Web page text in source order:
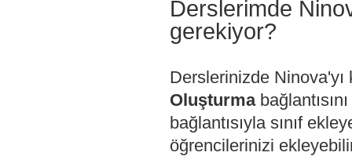
Derslerimde
gerekiyor?
Derslerinizde
Oluşturma
bağlantısıyla sınıf
öğrencilerinizi